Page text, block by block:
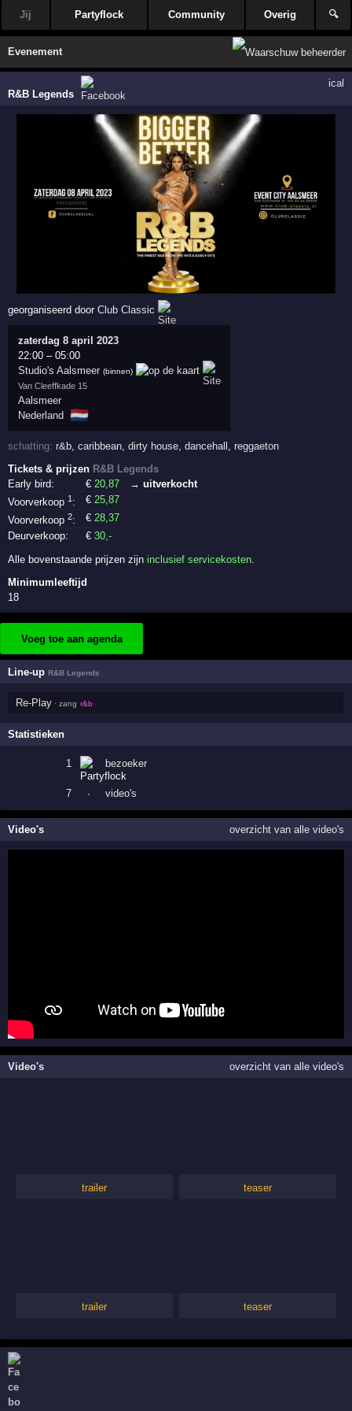
Jij Partyflock Community Overig 🔍
Evenement
R&B Legends
ical
georganiseerd doorClub Classic
zaterdag 8 april 2023
22:00 –05:00
Studio's Aalsmeer (binnen)
Van Cleeffkade 15
Aalsmeer
Nederland
🇳🇱
schatting:r&b,caribbean,dirty house,dancehall ,reggaeton
Tickets & prijzen R&B Legends
Early bird:
€20,87
→ uitverkocht
Voorverkoop1 : €25,87
Voorverkoop2: €28,37
Deurverkoop:
€30,-
Alle bovenstaande prijzen zijninclusief servicekosten
Minimumleeftijd
18
Voeg toe aan agenda
Line-upR&B Legends
Re-Play · zang r&b
Statistieken
1 bezoeker
7 · video's
Video's overzicht van alle video's
Video's overzicht van alle video's
trailer teaser
trailer teaser